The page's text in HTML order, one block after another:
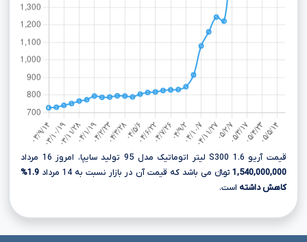
قیمت آریو S300 1.6 لیتر اتوماتیک مدل 95 تولید سایپا، امروز 16 مرداد
1,540,000,000 تومانءءء می باشد که قیمت آن در بازار نسبت به 14 مرداد
1.9%
کاهش داشته است.